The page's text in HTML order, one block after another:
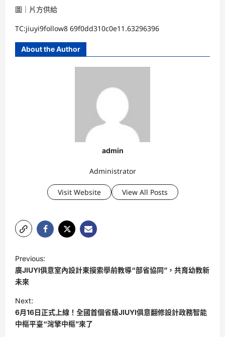
圖｜片方供給
TC:jiuyi9follow8 69f0dd310c0e11.63296396
About the Author
admin
Administrator
Visit Website View All Posts
o
s
t
n
a
Previous:
廣JIUYI俱意室內設計東摸索學前教導“部省協同”，共育幼教新
未來
Next:
6月16日正式上線！全國首個省級JIUYI俱意翻修設計政務智能
中樞平臺“灣擎中樞”來了